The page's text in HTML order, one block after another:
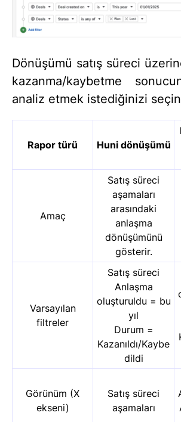
Dönüşümü satış süreci
kazanma/kaybetme
analiz etmek istediğinizi
Rapor türü Huni dönüşümü
Amaç
Satış süreci
aşamaları
arasındaki
anlaşma
dönüşümünü
gösterir.
Varsayılan
filtreler
Satış süreci
Anlaşma
oluşturuldu = bu
yıl
Durum =
Kazanıldı/Kaybe
dildi
Görünüm (X
ekseni)
Satış süreci
aşamaları